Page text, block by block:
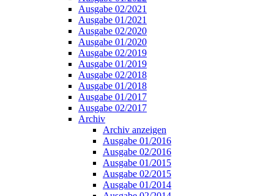
Ausgabe 02/2021
Ausgabe 01/2021
Ausgabe 02/2020
Ausgabe 01/2020
Ausgabe 02/2019
Ausgabe 01/2019
Ausgabe 02/2018
Ausgabe 01/2018
Ausgabe 01/2017
Ausgabe 02/2017
Archiv
Archiv anzeigen
Ausgabe 01/2016
Ausgabe 02/2016
Ausgabe 01/2015
Ausgabe 02/2015
Ausgabe 01/2014